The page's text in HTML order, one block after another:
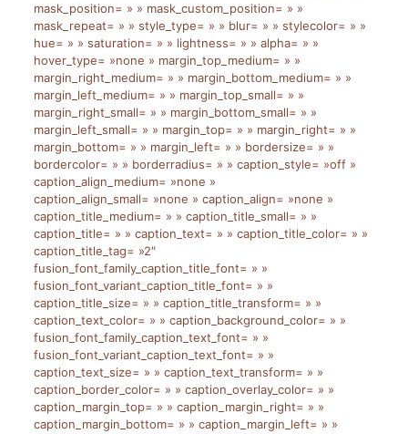
mask_position= » » mask_custom_position= » »
mask_repeat= » » style_type= » » blur= » » stylecolor= » »
hue= » » saturation= » » lightness= » » alpha= » »
hover_type= »none » margin_top_medium= » »
margin_right_medium= » » margin_bottom_medium= » »
margin_left_medium= » » margin_top_small= » »
margin_right_small= » » margin_bottom_small= » »
margin_left_small= » » margin_top= » » margin_right= » »
margin_bottom= » » margin_left= » » bordersize= » »
bordercolor= » » borderradius= » » caption_style= »off »
caption_align_medium= »none »
caption_align_small= »none » caption_align= »none »
caption_title_medium= » » caption_title_small= » »
caption_title= » » caption_text= » » caption_title_color= » »
caption_title_tag= »2″
fusion_font_family_caption_title_font= » »
fusion_font_variant_caption_title_font= » »
caption_title_size= » » caption_title_transform= » »
caption_text_color= » » caption_background_color= » »
fusion_font_family_caption_text_font= » »
fusion_font_variant_caption_text_font= » »
caption_text_size= » » caption_text_transform= » »
caption_border_color= » » caption_overlay_color= » »
caption_margin_top= » » caption_margin_right= » »
caption_margin_bottom= » » caption_margin_left= » »